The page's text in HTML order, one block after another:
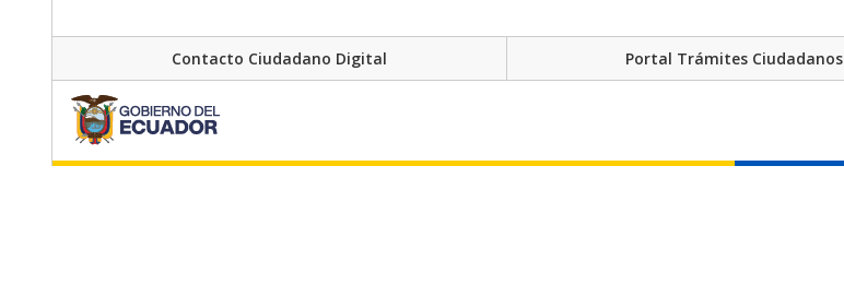
Contacto Ciudadano Digital Portal Trámites Ciudadanos